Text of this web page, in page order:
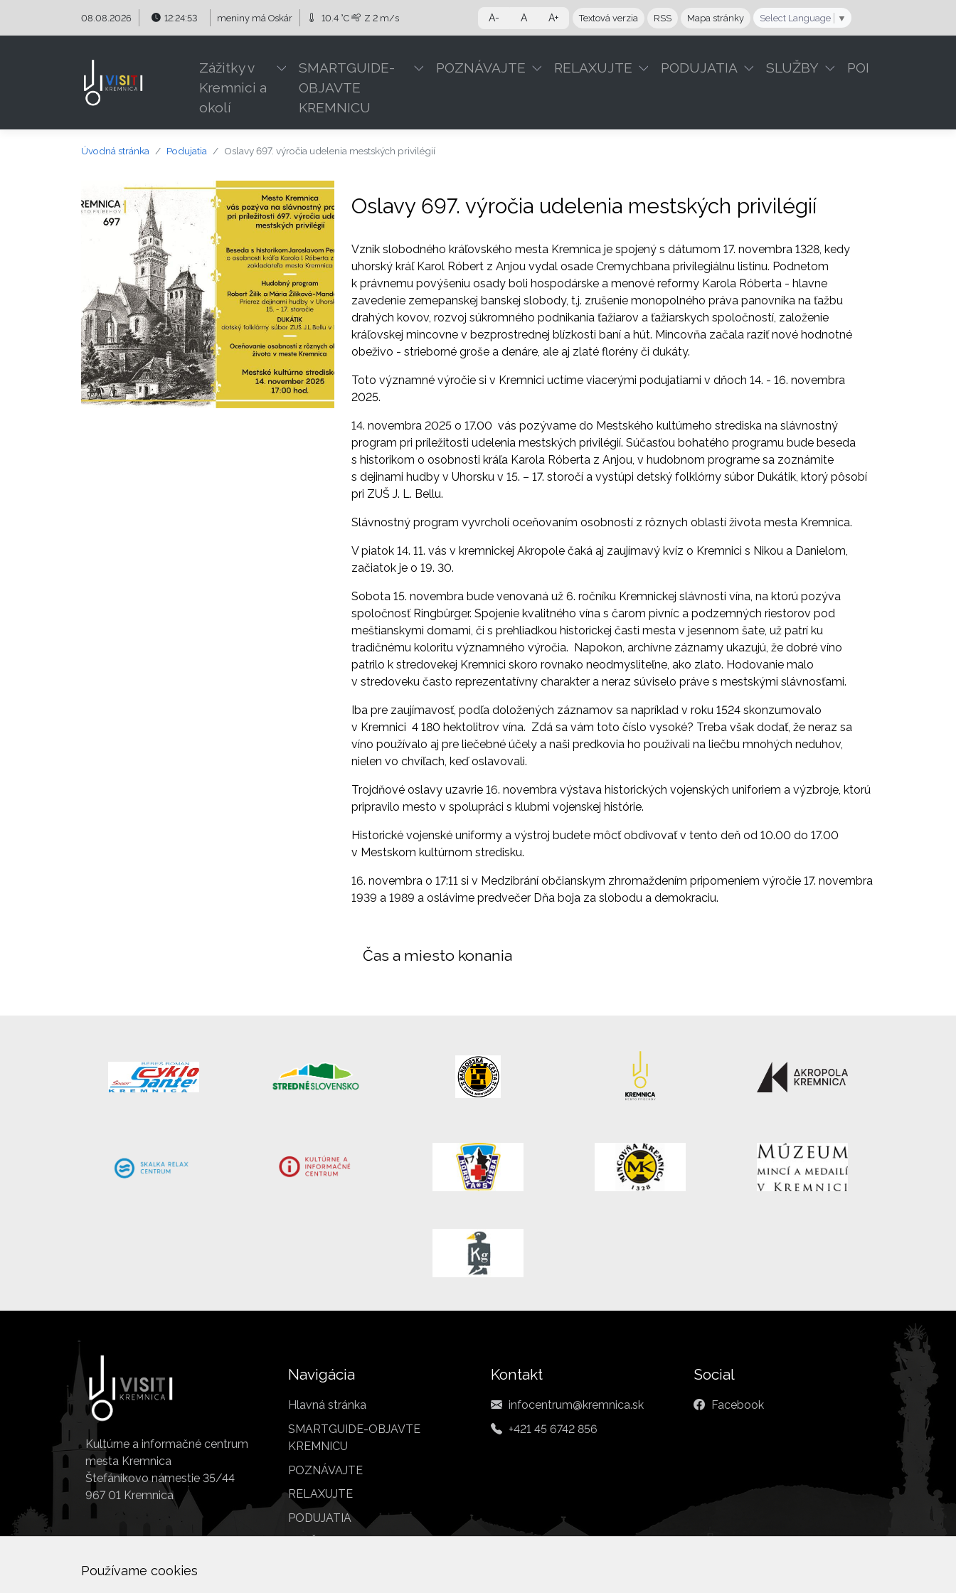
08.08.2026 12:24:54 meniny máOskár 10.4 °C Z 2 m/s A- A A+ Textová verzia RSS Mapa stránky Select Language ▼
Zážitky v
Kremnici a
okolí
SMARTGUIDE-
OBJAVTE
KREMNICU
POZNÁVAJTE RELAXUJTE PODUJATIA SLUŽBY POI
Úvodná stránka Podujatia Oslavy 697. výročia udelenia mestských privilégií
Oslavy 697. výročia udelenia mestských privilégií
Vznik slobodného kráľovského mesta Kremnica je spojený s dátumom 17. novembra 1328, kedy
uhorský kráľ Karol Róbert z Anjou vydal osade Cremychbana privilegiálnu listinu. Podnetom
k právnemu povýšeniu osady boli hospodárske a menové reformy Karola Róberta - hlavne
zavedenie zemepanskej banskej slobody, t.j. zrušenie monopolného práva panovníka na ťažbu
drahých kovov, rozvoj súkromného podnikania ťažiarov a ťažiarskych spoločností, založenie
kráľovskej mincovne v bezprostrednej blízkosti baní a hút. Mincovňa začala raziť nové hodnotné
obeživo - strieborné groše a denáre, ale aj zlaté florény či dukáty.
Toto významné výročie si v Kremnici uctíme viacerými podujatiami v dňoch 14. - 16. novembra
2025.
14. novembra 2025 o 17.00 vás pozývame do Mestského kultúrneho strediska na slávnostný
program pri príležitosti udelenia mestských privilégií. Súčasťou bohatého programu bude beseda
s historikom o osobnosti kráľa Karola Róberta z Anjou, v hudobnom programe sa zoznámite
s dejinami hudby v Uhorsku v 15. – 17. storočí a vystúpi detský folklórny súbor Dukátik, ktorý pôsobí
pri ZUŠ J. L. Bellu.
Slávnostný program vyvrcholí oceňovaním osobností z rôznych oblastí života mesta Kremnica.
V piatok 14. 11. vás v kremnickej Akropole čaká aj zaujímavý kvíz o Kremnici s Nikou a Danielom,
začiatok je o 19. 30.
Sobota 15. novembra bude venovaná už 6. ročníku Kremnickej slávnosti vína, na ktorú pozýva
spoločnosť Ringbürger. Spojenie kvalitného vína s čarom pivníc a podzemných riestorov pod
meštianskymi domami, či s prehliadkou historickej časti mesta v jesennom šate, už patrí ku
tradičnému koloritu významného výročia. Napokon, archívne záznamy ukazujú, že dobré víno
patrilo k stredovekej Kremnici skoro rovnako neodmysliteľne, ako zlato. Hodovanie malo
v stredoveku často reprezentatívny charakter a neraz súviselo práve s mestskými slávnosťami.
Iba pre zaujímavosť, podľa doložených záznamov sa napríklad v roku 1524 skonzumovalo
v Kremnici 4 180 hektolitrov vína. Zdá sa vám toto číslo vysoké? Treba však dodať, že neraz sa
víno používalo aj pre liečebné účely a naši predkovia ho používali na liečbu mnohých neduhov,
nielen vo chvíľach, keď oslavovali.
Trojdňové oslavy uzavrie 16. novembra výstava historických vojenských uniforiem a výzbroje, ktorú
pripravilo mesto v spolupráci s klubmi vojenskej histórie.
Historické vojenské uniformy a výstroj budete môcť obdivovať v tento deň od 10.00 do 17.00
v Mestskom kultúrnom stredisku.
16. novembra o 17:11 si v Medzibrání občianskym zhromaždením pripomeniem výročie 17. novembra
1939 a 1989 a oslávime predvečer Dňa boja za slobodu a demokraciu.
Čas a miesto konania
Používame cookies
Kultúrne a informačné centrum
mesta Kremnica
Štefánikovo námestie 35/44
967 01 Kremnica
Navigácia
Hlavná stránka
SMARTGUIDE-OBJAVTE
KREMNICU
POZNÁVAJTE
RELAXUJTE
PODUJATIA
Kontakt
infocentrum@kremnica.sk
+421 45 6742 856
Social
Facebook